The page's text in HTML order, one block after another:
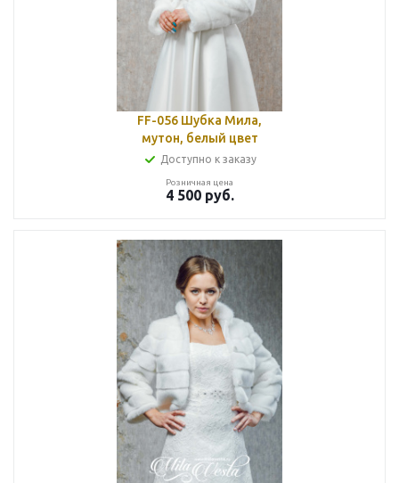
FF-056 Шубка Мила,
мутон, белый цвет
Доступно к заказу
Розничная цена
4 500руб.